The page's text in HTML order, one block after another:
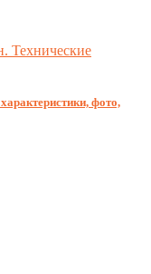
фото,